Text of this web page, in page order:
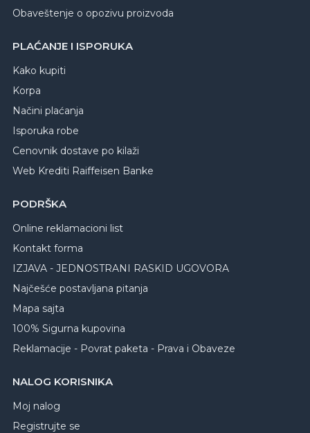
Obaveštenje o opozivu proizvoda
PLAĆANJE I ISPORUKA
Kako kupiti
Korpa
Načini plaćanja
Isporuka robe
Cenovnik dostave po kilaži
Web Krediti Raiffeisen Banke
PODRŠKA
Online reklamacioni list
Kontakt forma
IZJAVA - JEDNOSTRANI RASKID UGOVORA
Najčešće postavljana pitanja
Mapa sajta
100% Sigurna kupovina
Reklamacije - Povrat paketa - Prava i Obaveze
NALOG KORISNIKA
Moj nalog
Registrujte se